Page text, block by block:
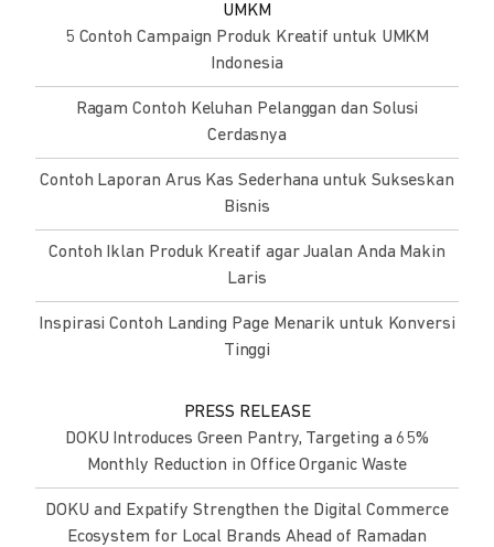
UMKM
5 Contoh Campaign Produk Kreatif untuk UMKM
Indonesia
Ragam Contoh Keluhan Pelanggan dan Solusi
Cerdasnya
Contoh Laporan Arus Kas Sederhana untuk Sukseskan
Bisnis
Contoh Iklan Produk Kreatif agar Jualan Anda Makin
Laris
Inspirasi Contoh Landing Page Menarik untuk Konversi
Tinggi
PRESS RELEASE
DOKU Introduces Green Pantry, Targeting a 65%
Monthly Reduction in Office Organic Waste
DOKU and Expatify Strengthen the Digital Commerce
Ecosystem for Local Brands Ahead of Ramadan